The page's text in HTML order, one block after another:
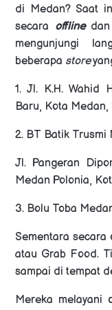
di Medan? Saat
secara offlinedan
mengunjungi
beberapa store
1. Jl. K.H. Wahid
Baru, Kota
2. BT Batik Trusmi
Jl. Pangeran
Medan Polonia,
3. Bolu Toba
Sementara secara
atau Grab Food.
sampai di tempat
Mereka melayani